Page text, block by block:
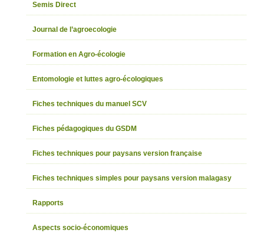
Semis Direct
Journal de l’agroecologie
Formation en Agro-écologie
Entomologie et luttes agro-écologiques
Fiches techniques du manuel SCV
Fiches pédagogiques du GSDM
Fiches techniques pour paysans version française
Fiches techniques simples pour paysans version malagasy
Rapports
Aspects socio-économiques